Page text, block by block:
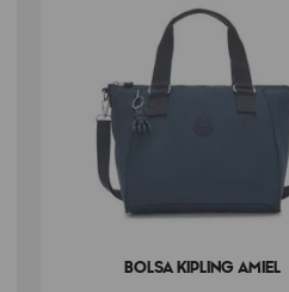
BOLSA KIPLING AMIEL